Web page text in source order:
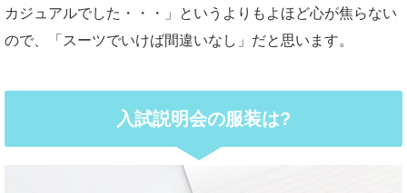
カジュアルでした・・・」というよりもよほど心が焦らない
ので、「スーツでいけば間違いなし」だと思います。
入試説明会の服装は?